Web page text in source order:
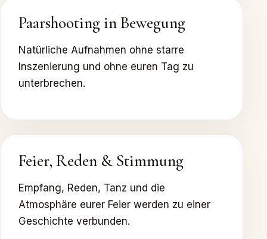
Paarshooting in Bewegung
Natürliche Aufnahmen ohne starre
Inszenierung und ohne euren Tag zu
unterbrechen.
Feier, Reden & Stimmung
Empfang, Reden, Tanz und die
Atmosphäre eurer Feier werden zu einer
Geschichte verbunden.